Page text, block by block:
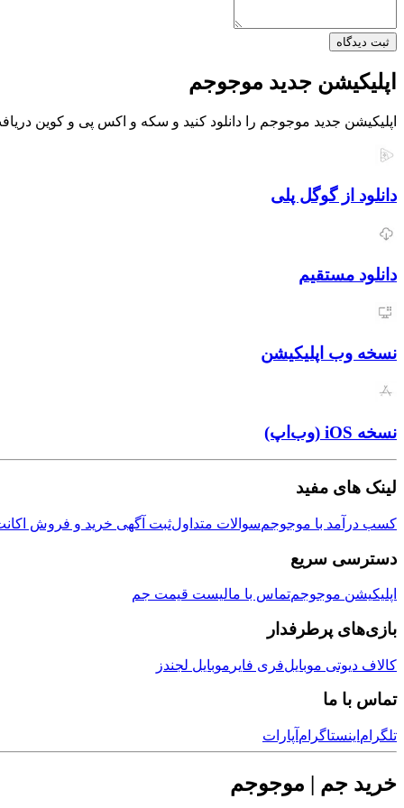
ثبت دیدگاه
اپلیکیشن جدید موجوجم
اپلیکیشن جدید موجوجم را دانلود کنید و سکه و اکس پی و کوین
دانلود از گوگل پلی
دانلود مستقیم
نسخه وب اپلیکیشن
نسخه iOS (وب‌اپ)
لینک های مفید
کسب درآمد با موجوجمسوالات متداولثبت آگهی خرید و فروش
دسترسی سریع
اپلیکیشن موجوجمتماس با مالیست قیمت جم
بازی‌های پرطرفدار
کالاف دیوتی موبایلفری فایر موبایل لجندز
تماس با ما
تلگرام اینستاگرام آپارات
خرید جم | موجوجم